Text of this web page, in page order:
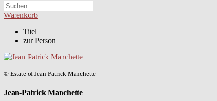
Warenkorb
Titel
zur Person
© Estate of Jean-Patrick Manchette
Jean-Patrick Manchette